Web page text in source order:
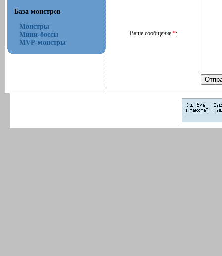
База монстров
Монстры
Мини-боссы
MVP-монстры
Ваше сообщение*: